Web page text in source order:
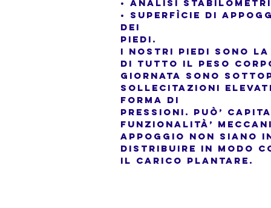
• Analisi
• Superfìcie di
dei
piedi.
I NOSTRI PIEDI SONO
DI TUTTO IL PESO
GIORNATA SONO
SOLLECITAZIONI
FORMA DI
PRESSIONI. PUÒ’
FUNZIONALITÀ’
APPOGGIO NON SIANO
DISTRIBUIRE IN MODO
IL CARICO PLANTARE.